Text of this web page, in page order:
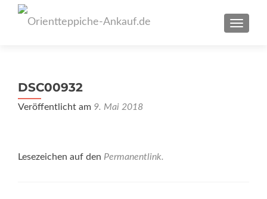
DSC00932
Veröffentlicht am 9. Mai 2018
Lesezeichen auf den Permanentlink.